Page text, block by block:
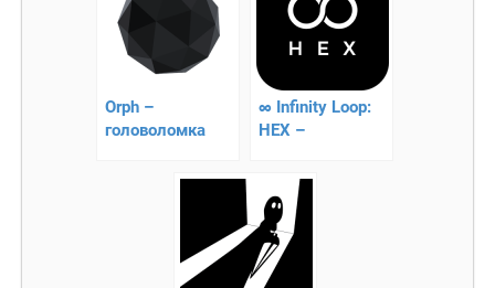
Orph –
головоломка
∞ Infinity Loop:
HEX –
внимательность